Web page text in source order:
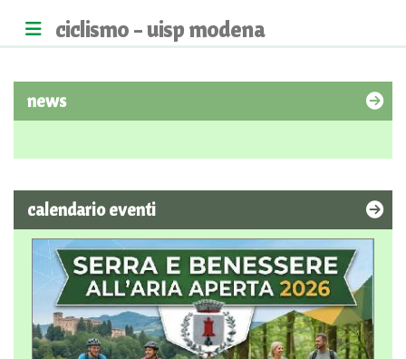
ciclismo - uisp modena
news
calendario eventi